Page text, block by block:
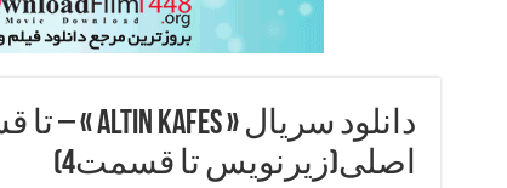
اصلی(زیرنویس تا قسمت4)